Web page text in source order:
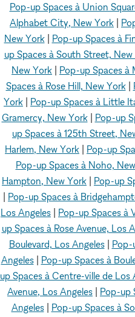
Pop-up Spaces à Union
Alphabet City, New York
New York| Pop-up Spaces à
up Spaces à South Street,
New York
Pop-up Spaces à
Spaces à Rose Hill, New York|
York
Pop-up Spaces à Little
Gramercy, New York| Pop-up
up Spaces à 125th Street,
Harlem, New York
Pop-up
Pop-up Spaces à Noho,
Hampton, New York
Pop-up
Pop-up Spaces à
Los Angeles
Pop-up Spaces à
up Spaces à Rose Avenue, Los
Boulevard, Los Angeles| Pop-
Angeles| Pop-up Spaces à
up Spaces à Centre-ville de Los
Avenue, Los Angeles
Pop-up
Angeles| Pop-up Spaces à